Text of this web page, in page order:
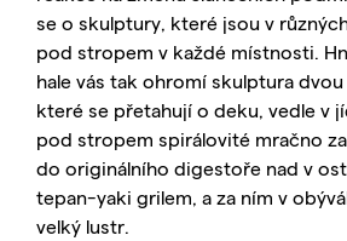
se o skulptury, které jsou v
pod stropem v každé místnosti.
hale vás tak ohromí skulptura
které se přetahují o deku, vedle v
pod stropem spirálovité mračno
do originálního digestoře nad v
tepan-yaki grilem, a za ním v
velký lustr.